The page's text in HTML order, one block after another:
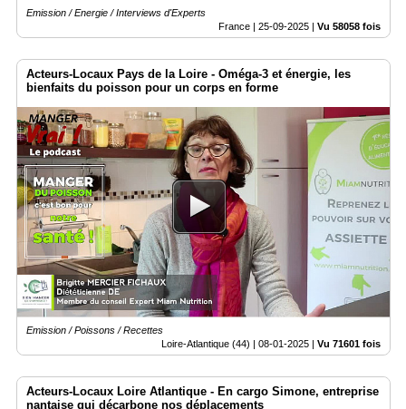
Emission / Energie / Interviews d'Experts
France | 25-09-2025 Vu 58058 fois
Acteurs-Locaux Pays de la Loire - Oméga-3 et énergie, les
bienfaits du poisson pour un corps en forme
Emission / Poissons / Recettes
Loire-Atlantique (44) | 08-01-2025 | Vu 71601 fois
Acteurs-Locaux Loire Atlantique - En cargo Simone, entreprise
nantaise qui décarbone nos déplacements